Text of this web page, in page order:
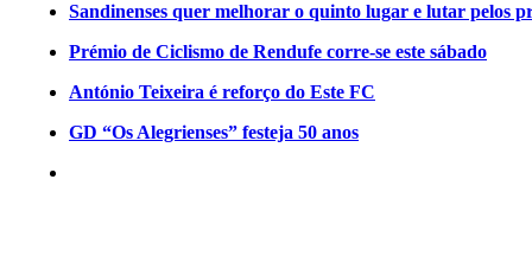
Sandinenses quer melhorar o quinto lugar e lutar pelos
Prémio de Ciclismo de Rendufe corre-se este sábado
António Teixeira é reforço do Este FC
GD “Os Alegrienses” festeja 50 anos